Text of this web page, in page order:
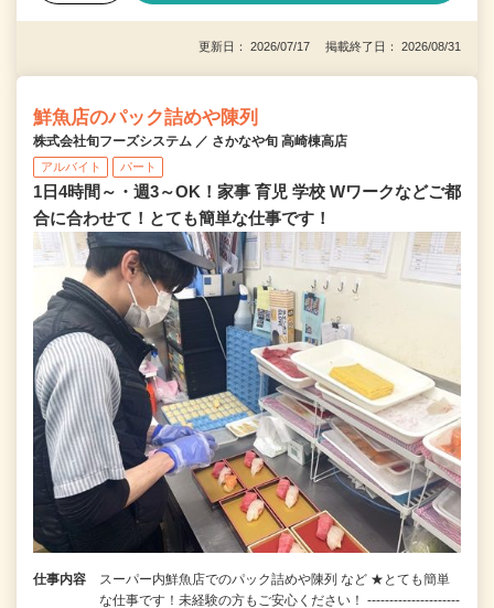
更新日： 2026/07/17 掲載終了日： 2026/08/31
鮮魚店のパック詰めや陳列
株式会社旬フーズシステム ／ さかなや旬 高崎棟高店
アルバイト パート
1日4時間～・週3～OK！家事 育児 学校 Wワークなどご都
合に合わせて！とても簡単な仕事です！
仕事内容
スーパー内鮮魚店でのパック詰めや陳列 など ★とても簡単
な仕事です！未経験の方もご安心ください！ ---------------------